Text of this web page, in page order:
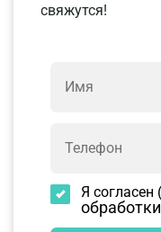
свяжутся!
Я согласен